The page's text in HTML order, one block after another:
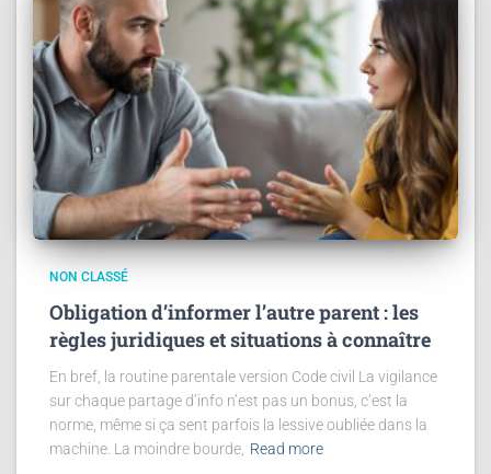
NON CLASSÉ
Obligation d’informer l’autre parent : les
règles juridiques et situations à connaître
En bref, la routine parentale version Code civil La vigilance
sur chaque partage d’info n’est pas un bonus, c’est la
norme, même si ça sent parfois la lessive oubliée dans la
machine. La moindre bourde, Read more